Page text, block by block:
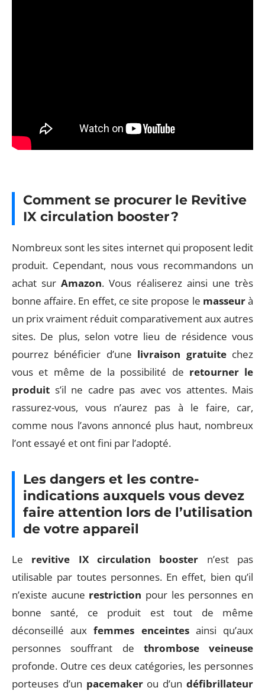
Comment se procurer le Revitive
IX circulation booster ?
Nombreux sont les sites internet qui proposent ledit
produit. Cependant, nous vous recommandons un
achat surAmazon. Vous réaliserez ainsi une très
bonne affaire. En effet, ce site propose le masseurà
un prix vraiment réduit comparativement aux autres
sites. De plus, selon votre lieu de résidence vous
pourrez bénéficier d’une livraison gratuitechez
vous et même de la possibilité de retourner le
produit s’il ne cadre pas avec vos attentes. Mais
rassurez-vous, vous n’aurez pas à le faire, car,
comme nous l’avons annoncé plus haut, nombreux
l’ont essayé et ont fini par l’adopté.
Les dangers et les contre-
indications auxquels vous devez
faire attention lors de l’utilisation
de votre appareil
Le revitive IX circulation booster n’est pas
utilisable par toutes personnes. En effet, bien qu’il
n’existe aucune restriction pour les personnes en
bonne santé, ce produit est tout de même
déconseillé auxfemmes enceintesainsi qu’aux
personnes souffrant de thrombose veineuse
profonde. Outre ces deux catégories, les personnes
porteuses d’un pacemakerou d’undéfibrillateur